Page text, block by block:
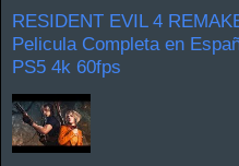
RESIDENT EVIL 4
Pelicula Completa en
PS5 4k 60fps